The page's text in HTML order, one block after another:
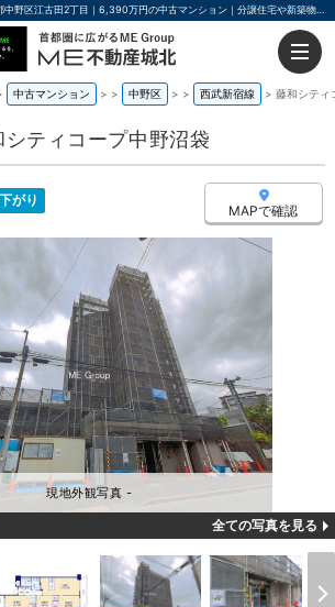
藤和シティコープ中野沼袋 東京都中野区江古田2丁目｜6,390万円の中古マンション｜分譲住宅や新築物件｜ME不動産城北
中古マンション > 中野区 > 西武新宿線 藤和シティ
シティコープ中野沼袋
がり
MAPで確認
現地外観写真 -
全ての写真を見る